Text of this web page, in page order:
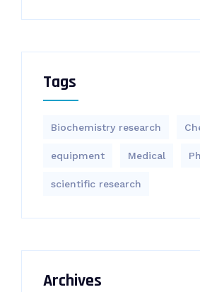
Tags
Biochemistry research
equipment‎ Medical
scientific research
Archives